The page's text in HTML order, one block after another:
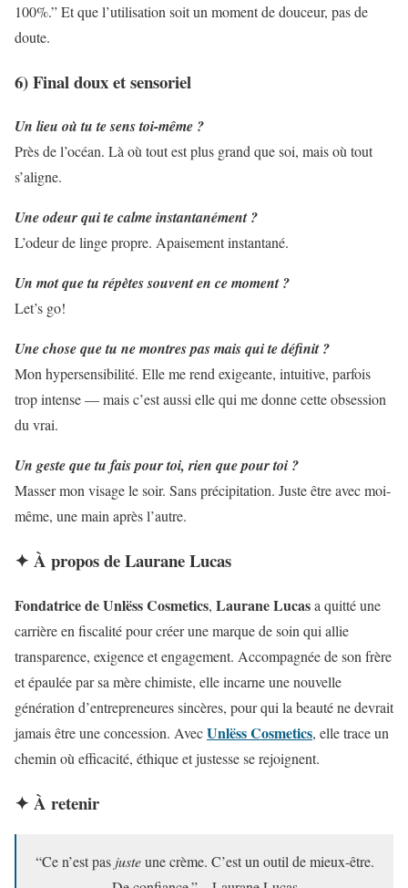
100%.” Et que l’utilisation soit un moment de douceur, pas de
doute.
6) Final doux et sensoriel
Un lieu où tu te sens toi-même ?
Près de l’océan. Là où tout est plus grand que soi, mais où tout
s’aligne.
Une odeur qui te calme instantanément ?
L’odeur de linge propre. Apaisement instantané.
Un mot que tu répètes souvent en ce moment ?
Let’s go!
Une chose que tu ne montres pas mais qui te définit ?
Mon hypersensibilité. Elle me rend exigeante, intuitive, parfois
trop intense — mais c’est aussi elle qui me donne cette obsession
du vrai.
Un geste que tu fais pour toi, rien que pour toi ?
Masser mon visage le soir. Sans précipitation. Juste être avec moi-
même, une main après l’autre.
✦ À propos de Laurane Lucas
Fondatrice de Unlëss Cosmetics, Laurane Lucasa quitté une
carrière en fiscalité pour créer une marque de soin qui allie
transparence, exigence et engagement. Accompagnée de son frère
et épaulée par sa mère chimiste, elle incarne une nouvelle
génération d’entrepreneures sincères, pour qui la beauté ne devrait
jamais être une concession. AvecUnlëss Cosmetics, elle trace un
chemin où efficacité, éthique et justesse se rejoignent.
✦ À retenir
“Ce n’est pas justeune crème. C’est un outil de mieux-être.